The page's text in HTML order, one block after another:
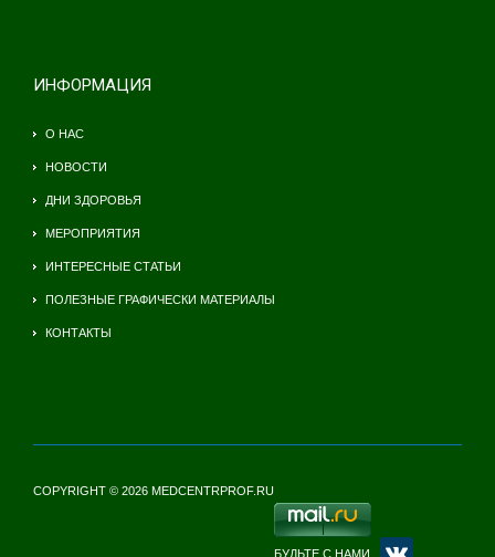
ИНФОРМАЦИЯ
О НАС
НОВОСТИ
ДНИ ЗДОРОВЬЯ
МЕРОПРИЯТИЯ
ИНТЕРЕСНЫЕ СТАТЬИ
ПОЛЕЗНЫЕ ГРАФИЧЕСКИ МАТЕРИАЛЫ
КОНТАКТЫ
COPYRIGHT © 2026 MEDCENTRPROF.RU
БУДЬТЕ С НАМИ